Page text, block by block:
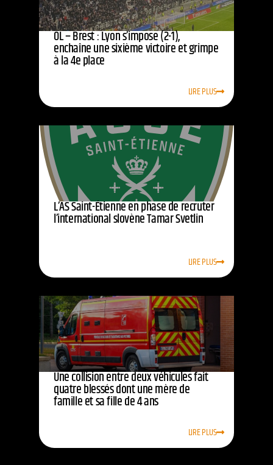
OL – Brest : Lyon s’impose (2-1),
enchaîne une sixième victoire et grimpe
à la 4e place
LIRE PLUS
L’AS Saint-Étienne en phase de recruter
l’international slovène Tamar Svetlin
LIRE PLUS
Une collision entre deux véhicules fait
quatre blessés dont une mère de
famille et sa fille de 4 ans
LIRE PLUS